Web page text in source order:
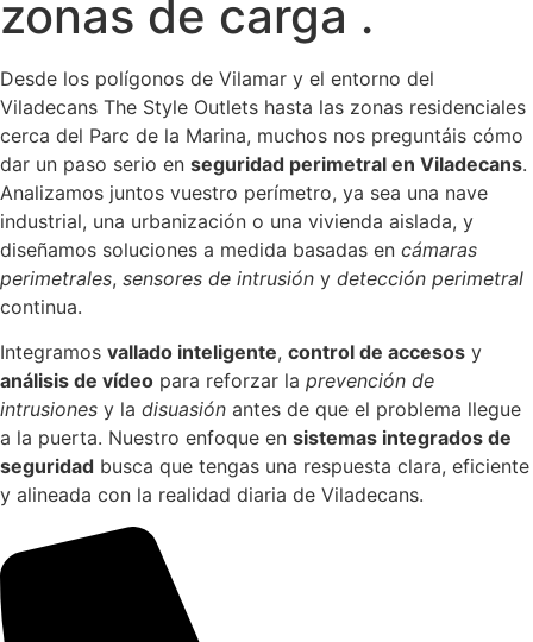
zonas de carga .
Desde los polígonos de Vilamar y el entorno del
Viladecans The Style Outlets hasta las zonas residenciales
cerca del Parc de la Marina, muchos nos preguntáis cómo
dar un paso serio en seguridad perimetral en Viladecans.
Analizamos juntos vuestro perímetro, ya sea una nave
industrial, una urbanización o una vivienda aislada, y
diseñamos soluciones a medida basadas en cámaras
perimetrales, sensores de intrusión y detección perimetral
continua.
Integramos vallado inteligente, control de accesos y
análisis de vídeo para reforzar la prevención de
intrusiones y la disuasión antes de que el problema llegue
a la puerta. Nuestro enfoque en sistemas integrados de
seguridad busca que tengas una respuesta clara, eficiente
y alineada con la realidad diaria de Viladecans.